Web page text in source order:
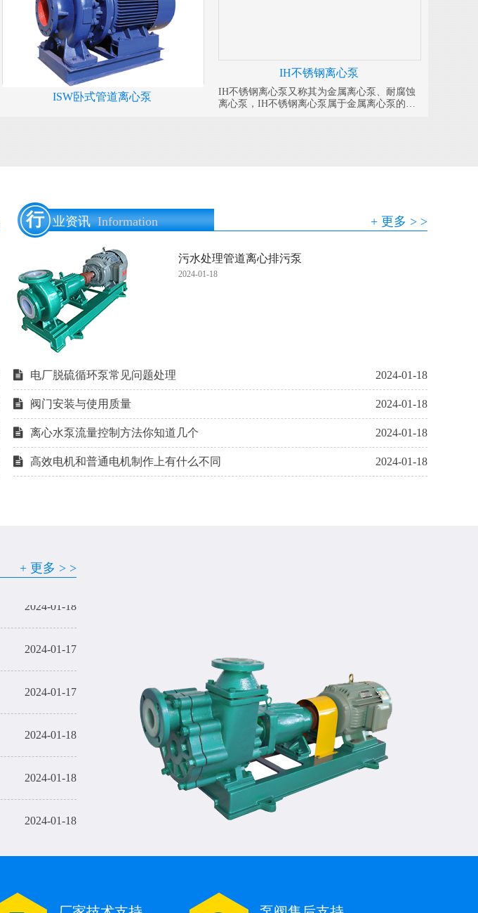
ISW卧式管道离心泵
IH不锈钢离心泵
IH不锈钢离心泵又称其为金属离心泵、耐腐蚀
离心泵，IH不锈钢离心泵属于金属离心泵的一
行 业资讯 Information + 更多 > >
污水处理管道离心排污泵
2024-01-18
电厂脱硫循环泵常见问题处理 2024-01-18
阀门安装与使用质量 2024-01-18
离心水泵流量控制方法你知道几个 2024-01-18
高效电机和普通电机制作上有什么不同 2024-01-18
+ 更多 > >